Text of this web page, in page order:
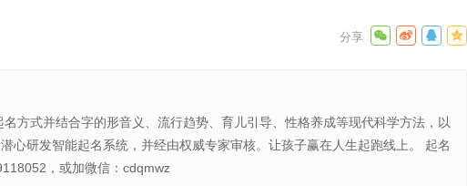
方式并结合字的形音义、流行趋势、育儿引导、性格养成等现代科学方法，以
心研发智能起名系统，并经由权威专家审核。让孩子赢在人生起跑线上。 起名
，或加微信：cdqmwz